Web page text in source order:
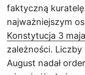
faktyczną
najważniejszym
Konstytucja 3 maja
zależności. Liczby
August nadał